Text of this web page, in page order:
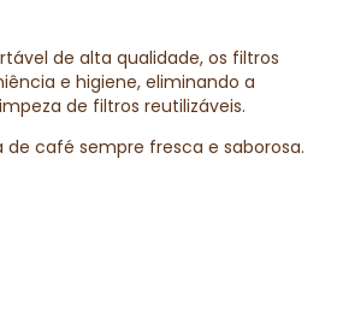
de alta qualidade, os filtros
e higiene, eliminando a
de filtros reutilizáveis.
de café sempre fresca e saborosa.